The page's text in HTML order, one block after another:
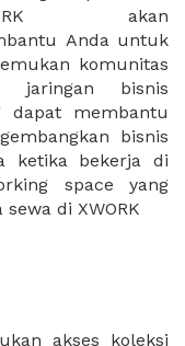
sewa di XWORK